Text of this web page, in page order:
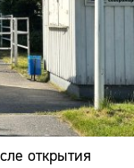
открытия